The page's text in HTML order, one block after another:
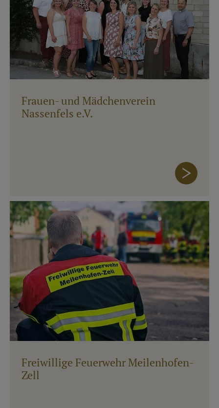
Frauen- und Mädchenverein
Nassenfels e.V.
Freiwillige Feuerwehr Meilenhofen-
Zell